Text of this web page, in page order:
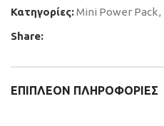
Κατηγορίες:Mini Power Pack,
Share:
ΕΠΙΠΛΈΟΝ ΠΛΗΡΟΦΟΡΊΕΣ